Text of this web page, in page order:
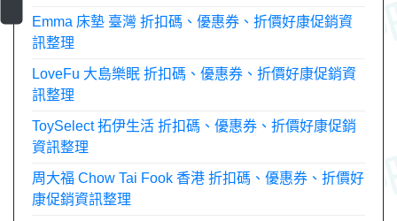
Emma 床墊 臺灣 折扣碼、優惠券、折價好康促銷資
訊整理
LoveFu 大島樂眠 折扣碼、優惠券、折價好康促銷資
訊整理
ToySelect 拓伊生活 折扣碼、優惠券、折價好康促銷
資訊整理
周大福 Chow Tai Fook 香港 折扣碼、優惠券、折價好
康促銷資訊整理